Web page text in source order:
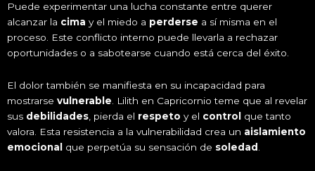
Puede experimentar una lucha constante entre querer
alcanzar la cima y el miedo a perderse a sí misma en el
proceso. Este conflicto interno puede llevarla a rechazar
oportunidades o a sabotearse cuando está cerca del éxito.
El dolor también se manifiesta en su incapacidad para
mostrarse vulnerable. Lilith en Capricornio teme que al revelar
sus debilidades, pierda el respeto y el control
que tanto
valora. Esta resistencia a la vulnerabilidad crea un aislamiento
emocional
que perpetúa su sensación de soledad .